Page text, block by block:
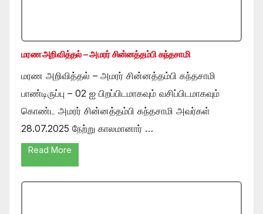
மரண அறிவித்தல் – அமரர் சின்னத்தம்பி கந்தசாமி
மரண அறிவித்தல் – அமரர் சின்னத்தம்பி கந்தசாமி
பாண்டிருப்பு – 02 ஐ பிறப்பிடமாகவும் வசிப்பிடமாகவும்
கொண்ட அமரர் சின்னத்தம்பி கந்தசாமி அவர்கள்
28.07.2025 நேற்று காலமானார் …
Read More